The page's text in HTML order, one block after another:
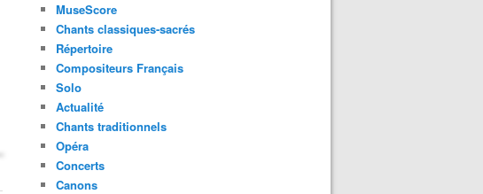
MuseScore
Chants classiques-sacrés
Répertoire
Compositeurs Français
Solo
Actualité
Chants traditionnels
Opéra
Concerts
Canons